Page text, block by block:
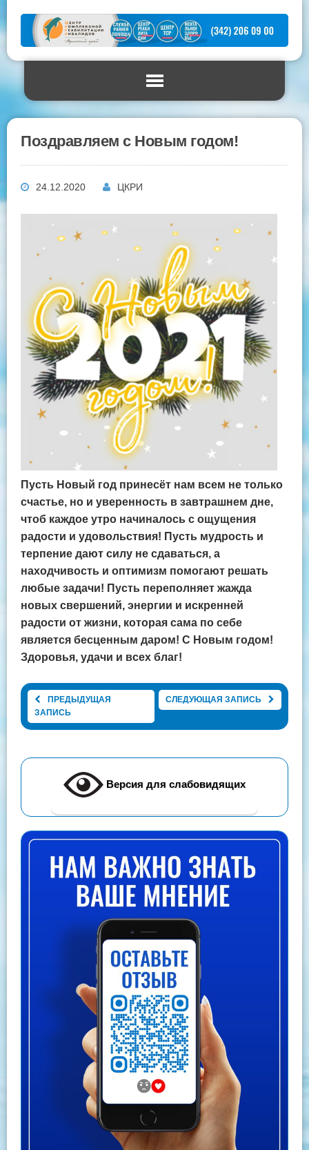
Поздравляем с Новым годом!
24.12.2020 ЦКРИ
Пусть Новый год принесёт нам всем не только
счастье, но и уверенность в завтрашнем дне,
чтоб каждое утро начиналось с ощущения
радости и удовольствия! Пусть мудрость и
терпение дают силу не сдаваться, а
находчивость и оптимизм помогают решать
любые задачи! Пусть переполняет жажда
новых свершений, энергии и искренней
радости от жизни, которая сама по себе
является бесценным даром! С Новым годом!
Здоровья, удачи и всех благ!
ПРЕДЫДУЩАЯ
ЗАПИСЬ
СЛЕДУЮЩАЯ ЗАПИСЬ
Версия для слабовидящих